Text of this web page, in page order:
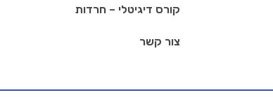
קורס דיגיטלי – חרדות
צור קשר